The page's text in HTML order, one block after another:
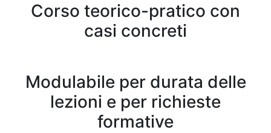
Corso teorico-pratico con
casi concreti
Modulabile per durata delle
lezioni e per richieste
formative